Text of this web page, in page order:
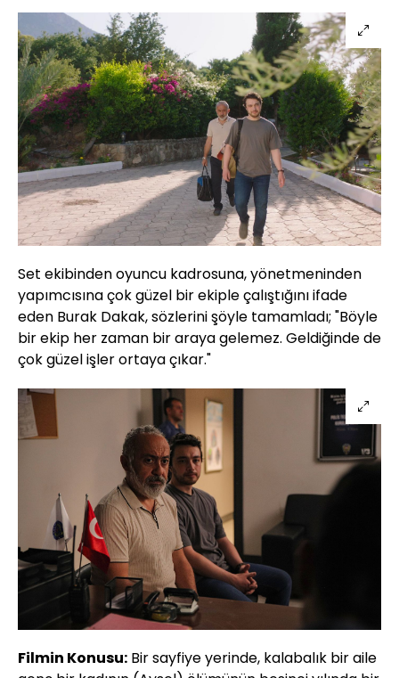
Set ekibinden oyuncu kadrosuna, yönetmeninden
yapımcısına çok güzel bir ekiple çalıştığını ifade
eden Burak Dakak, sözlerini şöyle tamamladı; "Böyle
bir ekip her zaman bir araya gelemez. Geldiğinde de
çok güzel işler ortaya çıkar."
Filmin Konusu: Bir sayfiye yerinde, kalabalık bir aile